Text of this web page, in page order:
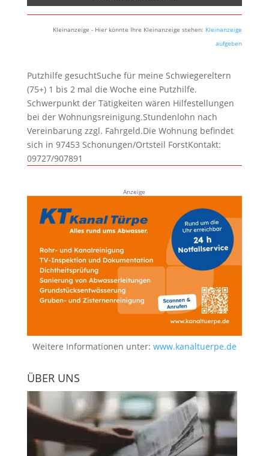
Kleinanzeige - Hier könnte Ihre Kleinanzeige stehen: Kleinanzeige
aufgeben
Putzhilfe gesuchtSuche für meine Schwiegereltern
(75+) 1 bis 2 mal die Woche eine Putzhilfe.
Schwerpunkt der Tätigkeiten wären Hilfestellungen
bei der Wohnungsreinigung.Stundenlohn nach
Vereinbarung zzgl. Fahrgeld.Die Wohnung befindet
sich in 97453 Schonungen/Ortsteil ForstKontakt:
09727/907891
Anzeige
Weitere Informationen unter: www.kanaltuerpe.de
ÜBER UNS